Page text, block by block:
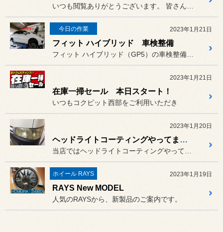
今日の作業 2023年1月21日
フィット ハイブリッド 車検整備
2023年1月21日
在庫一掃セール 本日スタート！
いつもコクピット西部をご利用いただき
2023年1月20日
ヘッドライトコーティングやってます！
ホイール RAYS 2023年1月19日
RAYS New MODEL
人気のRAYSから、新製品のご案内です。